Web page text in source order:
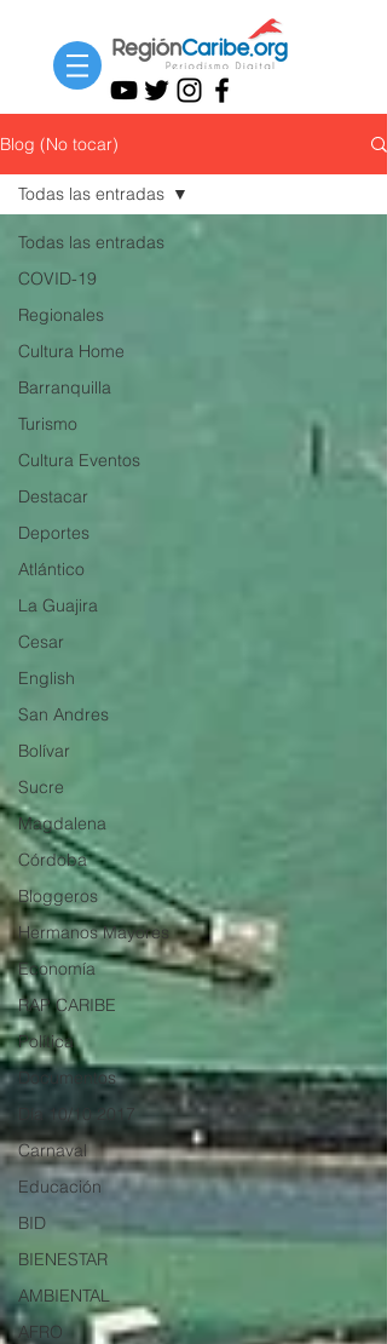
Blog (No tocar)
Todas las entradas
COVID-19
Regionales
Cultura Home
Barranquilla
Turismo
Cultura Eventos
Destacar
Deportes
Atlántico
La Guajira
Cesar
English
San Andres
Bolívar
Sucre
Magdalena
Córdoba
Bloggeros
Hermanos Mayores
Economía
RAP CARIBE
Política
Documentos
Día 10/10 2017
Carnaval
Educación
BID
BIENESTAR
AMBIENTAL
AFRO
Todas las entradas